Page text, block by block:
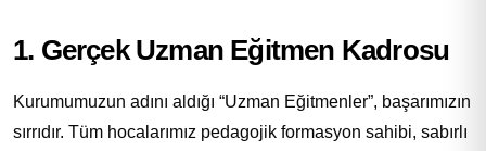
1. Gerçek Uzman Eğitmen Kadrosu
Kurumumuzun adını aldığı “Uzman Eğitmenler”, başarımızın
sırrıdır. Tüm hocalarımız pedagojik formasyon sahibi, sabırlı